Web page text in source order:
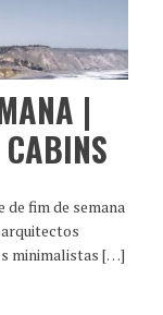
|
de fim de semana
arquitectos
minimalistas […]